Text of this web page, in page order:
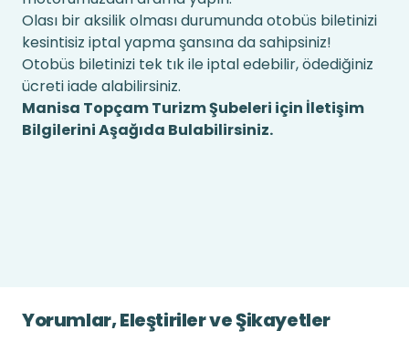
Olası bir aksilik olması durumunda otobüs biletinizi
kesintisiz iptal yapma şansına da sahipsiniz!
Otobüs biletinizi tek tık ile iptal edebilir, ödediğiniz
ücreti iade alabilirsiniz.
Manisa Topçam Turizm Şubeleri için İletişim
Bilgilerini Aşağıda Bulabilirsiniz.
Yorumlar, Eleştiriler ve Şikayetler